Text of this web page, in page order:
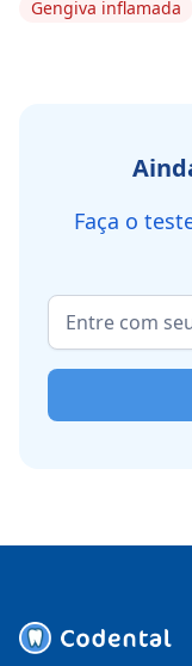
Gengiva inflamada
Faça o